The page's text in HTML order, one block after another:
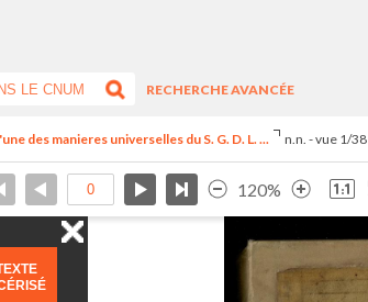
RECHERCHE AVANCÉE
des manieres universelles du S. G. D. L. ... n.n. - vue 1/38
120%